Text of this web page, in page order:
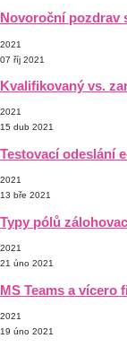
Novoroční pozdrav
2021
07 říj 2021
Kvalifikovaný vs.
2021
15 dub 2021
Testovací odeslání
2021
13 bře 2021
Typy pólů
2021
21 úno 2021
MS Teams a vícero
2021
19 úno 2021